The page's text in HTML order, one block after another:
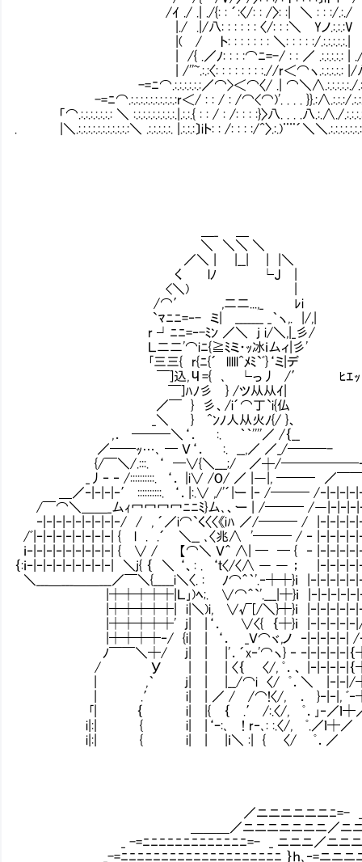
/ｲ ./ .| ./{: : ´:〈/: : /〉: :| ＼ : : :/.:./
|./ .|/八: : : : : : 〈/: : :＼ Yノ
|( / ト: : : : : : : ＼: : : : :/
| /{ .／ﾉ: : : :⌒ﾆ=-/ : : ／ .:.:.:.:.: | ./{
| /''~.:.:〈: : : : : : : :.//r＜⌒ヽ.:.:.:.:.: |/八
-=ﾆ⌒.:.:.:.:.:.:／⌒>＜⌒〈/ .| ⌒＼∧.:.:.:.:.:./
-=ﾆ⌒.:.:.:.:.:.:.:.:.:.:r＜/ : : / : /⌒<⌒)'. . . . }}.:∧.:.:.:/
「⌒.:.:.:.:.:.:.: ＼ :.:.:.:.:.:.:.:.:.|.:.:.{ : : / : /: : : :}〉八. . . .八.:.∧./
. |＼.:.:.:.:.:.:.:.:.:.:.:＼ .:.:.:.:.:. |.:.:.:〕iト: : /: : : :/^〉.:.)¨¨´＼＼
＼ ＼＼ ＼
／＼ | |__| | |＼
く lﾉ └J |
<＼) |
/⌒′ ,二二...,_ ﾚi
`ﾏﾆﾆ=‐- ミ| _______ _｀ヽ,. |/,|
r ┘ﾆﾆ=‐-ﾐﾝ ／＼ j i/＼,|_彡/
Ｌ二二'⌒iﾆ{≧ﾐミ・ｯ冰ｉ厶ィ|彡'
｢三三{ r{ﾆ{´ lllll^ﾒﾐ`ﾞ}‘ミ|デ
￣]込,Ч={ ､ └っ丿 /′ ﾋｴｯ
￣]ﾊﾉ彡 } /ツ从从ｲ|
／￣ } 彡、/i´⌒丁`i{仏
_＼ } ^ﾝﾉ人从火ﾉ{/ }、
,． ━━━＼‘． :. ｀｀''''／ /｛__
／━━ｯ…､ ━ Ｖ‘． :. __,／ ／_/━━━-
{/￣＼/.:::. ‘ ━∨{＼___;/ ／┼/━━━━━━ｰ
_丿‐ ‐ /::::::::::. ‘． |i∨ /O/ ／ |―|, ━━━ ／￣￣
＿／‐|‐|‐|‐′ ::::::::::. ‘．|:.∨ ,/'´|ー |‐ /━━━ /
/￣⌒＼＿＿_厶ｨ冖冖冖冖ﾆﾆﾐ}厶､、ー | /━━━ /
‐|‐|‐|‐|‐|‐|‐|‐|‐/ / , ´／i⌒`く〈〈《iﾊ ／/━━━ /
/ﾞ|‐|‐|‐|‐|‐|‐|‐|‐| { l . .´ ＼__ ､〈兆∧ '━━━ / ‐
ｉ‐|‐|‐|‐|‐|‐|‐|‐|‐| { ∨ / 【⌒＼ Ｖ＾ ∧| ━ ━ { ‐
｛:ｉ‐|‐|‐|‐|‐|‐|‐|‐|‐| ＼j{ ｛ ＼ ‘、: . ‘ｔ〈/〈∧ ― ― ；
＼___＿___＿＿___／￣＼{_____i＼〈. : ﾉ⌒＾｀'.‐┿┿}ｉ
|┿┿┿┿┿|Ｌ｣)ﾍ;. ∨⌒＾`'.___|┿}ｉ
|┿┿┿┿┿| i|＼)i, ∨√[/＼}┿}ｉ
|┿┿┿┿┿' j| |‘． ∨〈{ ｛┿}ｉ
|┿┿┿┿‐/ {i| | ‘． _Ｖ⌒ヾ,ノ ‐|‐|‐|‐|‐| /
ﾉ￣￣＼┿/ j| | |'．´x‐'⌒ヽ} ‐ ‐|‐|‐|‐|‐|｛
/ У | | | 〈｛ 〈/, ﾟ．、 |‐|‐|‐|‐|｛
| ,｀ j| | |__/⌒i 〈/ ﾟ．＼ |‐|‐|/
| .′ i| | ／ / /⌒!〈/, ． }‐|‐|, ﾞ
｢| ｛ i| |{ ｛ .′ /:.〈/, ﾟ．｣‐／ｌ┿
i|:| { i| |‘ｰ:､ ! r‐､: :.〈/, ﾟ.／ｌ┿
i|:| { i| | |ｉ＼ :| { 〈/ ﾟ．
／ニニニニニニﾆ=-
＿＿＿／ニニニニニニニ／ニニﾆ
_ -=ﾆﾆﾆﾆﾆﾆﾆﾆﾆﾆﾆﾆﾆ=- _ ニニニ／ニニニニ
_-=ﾆﾆﾆﾆﾆﾆﾆﾆﾆﾆﾆﾆﾆﾆﾆﾆﾆﾆﾆﾆ ｝ｈ､‐=ニニニニ